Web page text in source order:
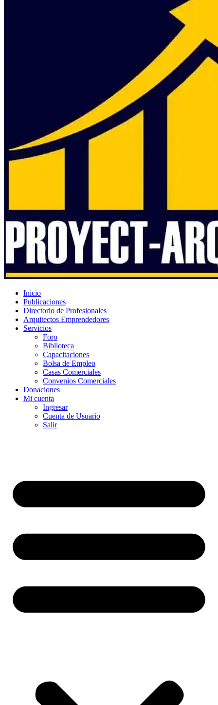
Inicio
Publicaciones
Directorio de Profesionales
Arquitectos Emprendedores
Servicios
Foro
Biblioteca
Capacitaciones
Bolsa de Empleo
Casas Comerciales
Convenios Comerciales
Donaciones
Mi cuenta
Ingresar
Cuenta de Usuario
Salir